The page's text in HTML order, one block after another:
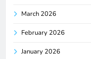
March 2026
February 2026
January 2026